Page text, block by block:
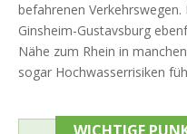
befahrenen Verkehrswegen.
Ginsheim-Gustavsburg
Nähe zum Rhein in
sogar Hochwasserrisiken